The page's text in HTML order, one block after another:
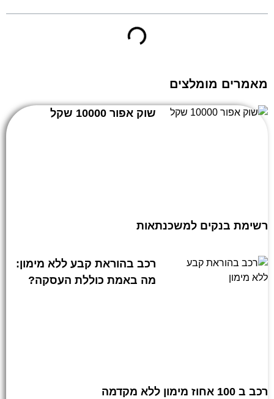
מאמרים מומלצים
שוק אפור 10000 שקל
רשימת בנקים למשכנתאות
רכב בהוראת קבע ללא מימון:
מה באמת כוללת העסקה?
רכב ב 100 אחוז מימון ללא מקדמה